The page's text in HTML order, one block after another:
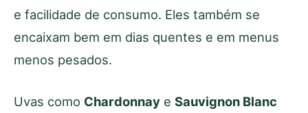
e facilidade de consumo. Eles também se
encaixam bem em dias quentes e em menus
menos pesados.
Uvas como Chardonnay e Sauvignon Blanc